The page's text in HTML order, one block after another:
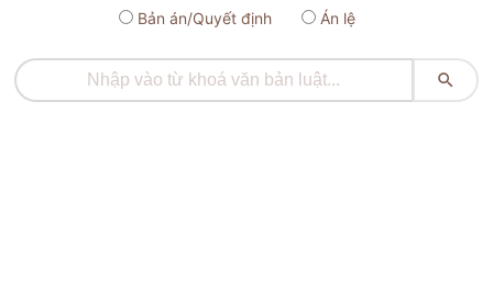
Bản án/Quyết định Án lệ
